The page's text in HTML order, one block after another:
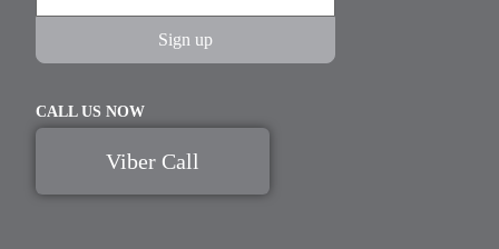
CALL US NOW
Viber Call